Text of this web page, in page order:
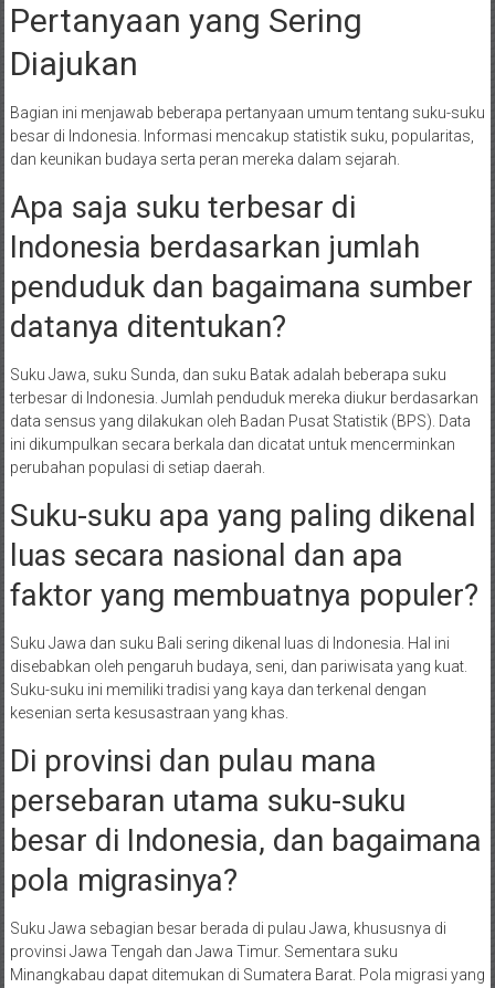
Pertanyaan yang Sering
Diajukan
Bagian ini menjawab beberapa pertanyaan umum tentang suku-suku
besar di Indonesia. Informasi mencakup statistik suku, popularitas,
dan keunikan budaya serta peran mereka dalam sejarah.
Apa saja suku terbesar di
Indonesia berdasarkan jumlah
penduduk dan bagaimana sumber
datanya ditentukan?
Suku Jawa, suku Sunda, dan suku Batak adalah beberapa suku
terbesar di Indonesia. Jumlah penduduk mereka diukur berdasarkan
data sensus yang dilakukan oleh Badan Pusat Statistik (BPS). Data
ini dikumpulkan secara berkala dan dicatat untuk mencerminkan
perubahan populasi di setiap daerah.
Suku-suku apa yang paling dikenal
luas secara nasional dan apa
faktor yang membuatnya populer?
Suku Jawa dan suku Bali sering dikenal luas di Indonesia. Hal ini
disebabkan oleh pengaruh budaya, seni, dan pariwisata yang kuat.
Suku-suku ini memiliki tradisi yang kaya dan terkenal dengan
kesenian serta kesusastraan yang khas.
Di provinsi dan pulau mana
persebaran utama suku-suku
besar di Indonesia, dan bagaimana
pola migrasinya?
Suku Jawa sebagian besar berada di pulau Jawa, khususnya di
provinsi Jawa Tengah dan Jawa Timur. Sementara suku
Minangkabau dapat ditemukan di Sumatera Barat. Pola migrasi yang